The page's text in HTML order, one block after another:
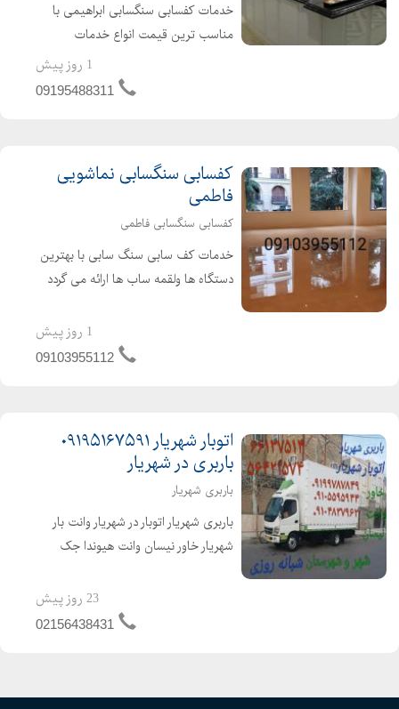
خدمات کفسابی سنگسابی ابراهیمی با
مناسب ترین قیمت انواع خدمات
کفسابی اعم از کفسابی پارکینگ پارکت
لابی نشینمن منزل اداره شرکت هتل
1 روز پیش
09195488311
کفسابی سنگسابی نماشویی
فاطمی
کفسابی سنگسابی فاطمی
خدمات کف سابی سنگ سابی با بهترین
دستگاه ها ولقمه ساب ها ارائه می گردد
جنوب غرب شرق جردن جنت اباد
لاهیجان بوشهر قزوین وخلاصه تمای
1 روز پیش
09103955112
اتوبار شهریار ۰۹۱۹۵۱۶۷۵۹۱
باربری در شهریار
باربری شهریار
باربری شهریار اتوبار در شهریار وانت بار
شهریار خاور نیسان وانت هیوندا جک
دیگر نگران اسباب کشی منزلشان نباشید
از صفر تا صد بسته بندی،جابجائی و حمل
23 روز پیش
02156438431